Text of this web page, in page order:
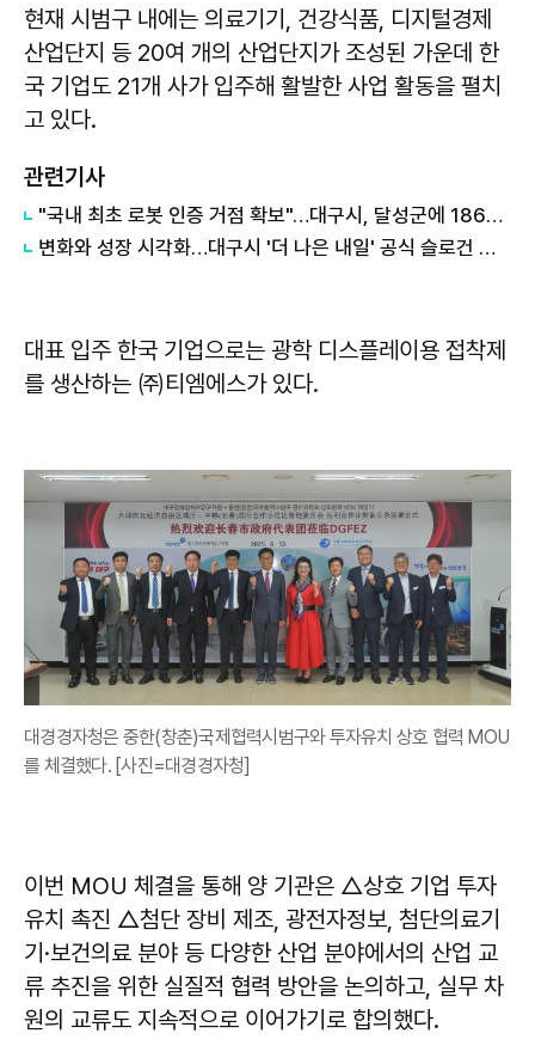
현재 시범구 내에는 의료기기, 건강식품, 디지털경제
산업단지 등 20여 개의 산업단지가 조성된 가운데 한
국 기업도 21개 사가 입주해 활발한 사업 활동을 펼치
고 있다.
관련기사
"국내 최초 로봇 인증 거점 확보"…대구시, 달성군에 186억 투입해 휴머노이드 센터 구축
변화와 성장 시각화…대구시 '더 나은 내일' 공식 슬로건 디자인 공개
대표 입주 한국 기업으로는 광학 디스플레이용 접착제
를 생산하는 ㈜티엠에스가 있다.
대경경자청은 중한(창춘)국제협력시범구와 투자유치 상호 협력 MOU
를 체결했다. [사진=대경경자청]
이번 MOU 체결을 통해 양 기관은 △상호 기업 투자
유치 촉진 △첨단 장비 제조, 광전자정보, 첨단의료기
기·보건의료 분야 등 다양한 산업 분야에서의 산업 교
류 추진을 위한 실질적 협력 방안을 논의하고, 실무 차
원의 교류도 지속적으로 이어가기로 합의했다.